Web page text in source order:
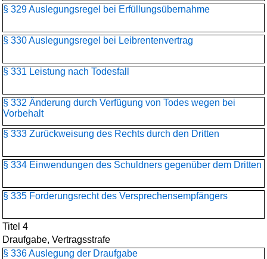
§ 329 Auslegungsregel bei Erfüllungsübernahme
§ 330 Auslegungsregel bei Leibrentenvertrag
§ 331 Leistung nach Todesfall
§ 332 Änderung durch Verfügung von Todes wegen bei
Vorbehalt
§ 333 Zurückweisung des Rechts durch den Dritten
§ 334 Einwendungen des Schuldners gegenüber dem Dritten
§ 335 Forderungsrecht des Versprechensempfängers
Titel 4
Draufgabe, Vertragsstrafe
§ 336 Auslegung der Draufgabe